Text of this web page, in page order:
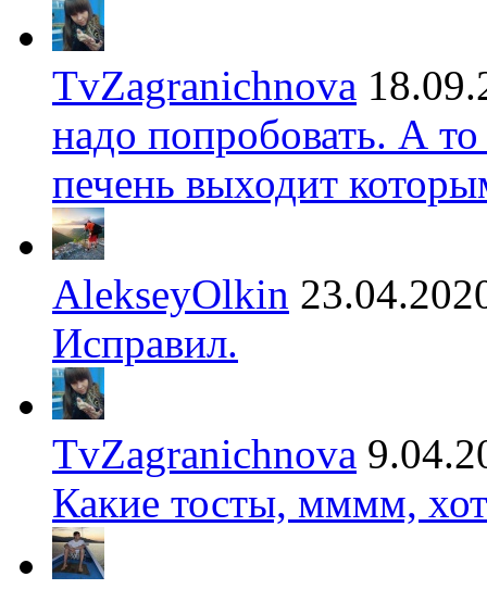
TvZagranichnova
надо попробовать. А
печень выходит
AlekseyOlkin
Исправил.
TvZagranichnova
Какие тосты, мммм,